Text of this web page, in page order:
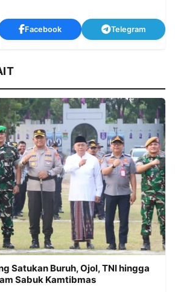
Facebook Telegram
Satukan Buruh, Ojol, TNI hingga
Sabuk Kamtibmas